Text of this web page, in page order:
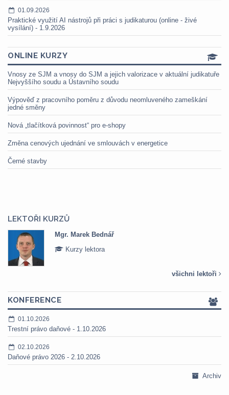
01.09.2026
Praktické využití AI nástrojů při práci s judikaturou (online - živé
vysílání) - 1.9.2026
ONLINE KURZY
Vnosy ze SJM a vnosy do SJM a jejich valorizace v aktuální judikatuře
Nejvyššího soudu a Ústavního soudu
Výpověď z pracovního poměru z důvodu neomluveného zameškání
jedné směny
Nová „tlačítková povinnost“ pro e-shopy
Změna cenových ujednání ve smlouvách v energetice
Černé stavby
LEKTOŘI KURZŮ
Mgr. Marek Bednář
Kurzy lektora
všichni lektoři
KONFERENCE
01.10.2026
Trestní právo daňové - 1.10.2026
02.10.2026
Daňové právo 2026 - 2.10.2026
Archiv